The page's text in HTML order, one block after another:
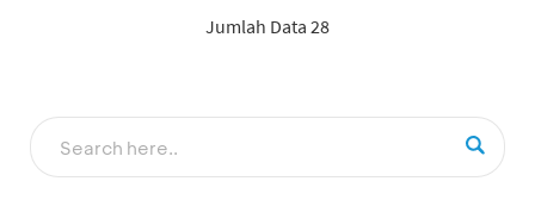
Jumlah Data 28